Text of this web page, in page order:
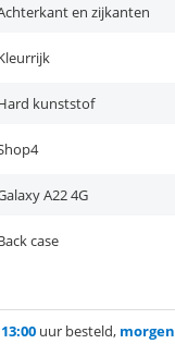
en zijkanten
kunststof
A22 4G
case
13:00 uur besteld, morgen